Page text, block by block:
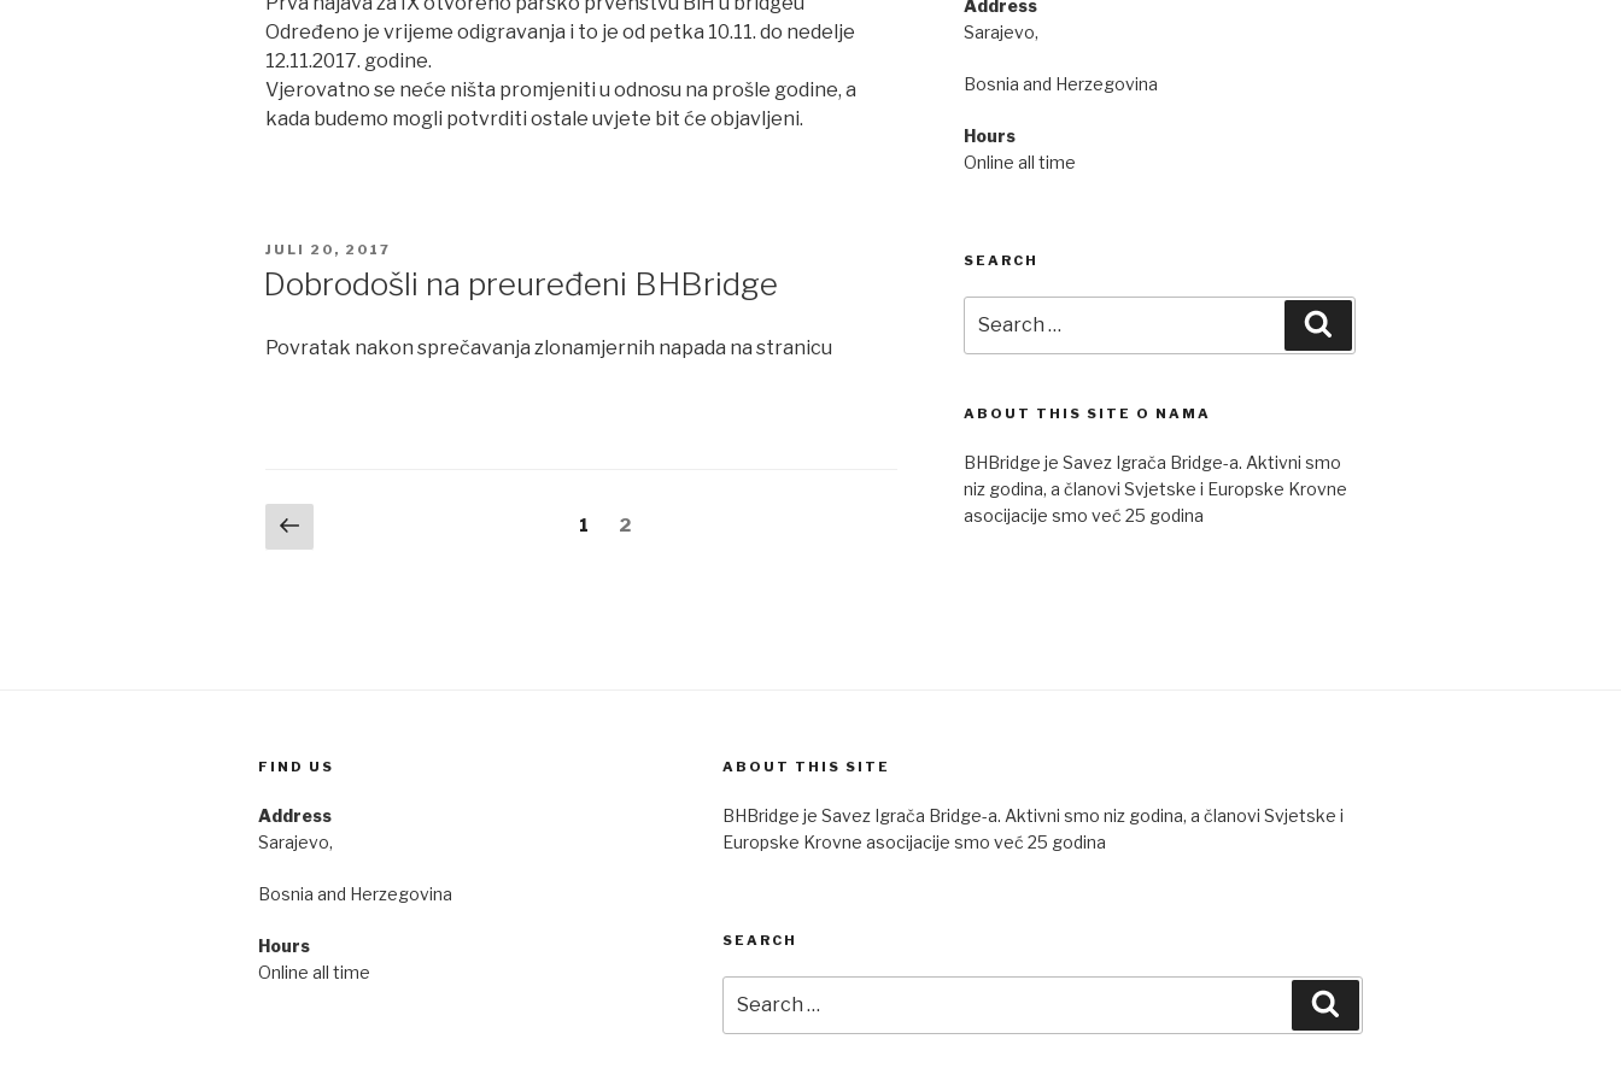
Određeno je vrijeme odigravanja i to je od petka 10.11. do nedelje
12.11.2017. godine.
Vjerovatno se neće ništa promjeniti u odnosu na prošle godine, a
kada budemo mogli potvrditi ostale uvjete bit će objavljeni.
POSTED
ON
JULI 20, 2017
Dobrodošli na preuređeni BHBridge
Povratak nakon sprečavanja zlonamjernih napada na stranicu
Navigacija
page
Page
1 Page
2
Address
Sarajevo,
Bosnia and Herzegovina
Hours
Online all time
SEARCH
for:
ABOUT THIS SITE O NAMA
BHBridge je Savez Igrača Bridge-a. Aktivni smo
niz godina, a članovi Svjetske i Europske Krovne
asocijacije smo već 25 godina
FIND US
Address
Sarajevo,
Bosnia and Herzegovina
Hours
Online all time
ABOUT THIS SITE
BHBridge je Savez Igrača Bridge-a. Aktivni smo niz godina, a članovi Svjetske i
Europske Krovne asocijacije smo već 25 godina
SEARCH
for: